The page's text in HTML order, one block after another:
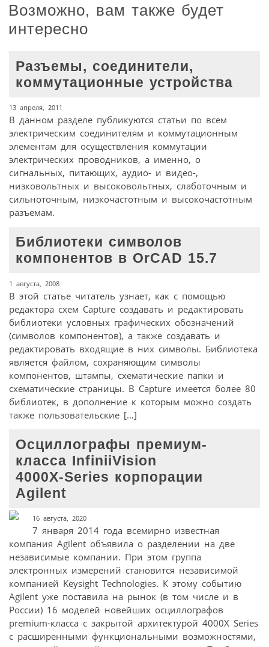
Возможно, вам также будет
интересно
Разъемы, соединители,
коммутационные устройства
13 апреля, 2011
В данном разделе публикуются статьи по всем
электрическим соединителям и коммутационным
элементам для осуществления коммутации
электрических проводников, а именно, о
сигнальных, питающих, аудио- и видео-,
низковольтных и высоковольтных, слаботочным и
сильноточным, низкочастотным и высокочастотным
разъемам.
Библиотеки символов
компонентов в OrCAD 15.7
1 августа, 2008
В этой статье читатель узнает, как с помощью
редактора схем Capture создавать и редактировать
библиотеки условных графических обозначений
(символов компонентов), а также создавать и
редактировать входящие в них символы. Библиотека
является файлом, сохраняющим символы
компонентов, штампы, схематические папки и
схематические страницы. В Capture имеется более 80
библиотек, в дополнение к которым можно создать
также пользовательские […]
Осциллографы премиум-
класса InfiniiVision
4000X‑Series корпорации
Agilent
16 августа, 2020
7 января 2014 года всемирно известная
компания Agilent объявила о разделении на две
независимые компании. При этом группа
электронных измерений становится независимой
компанией Keysight Technologies. К этому событию
Agilent уже поставила на рынок (в том числе и в
России) 16 моделей новейших осциллографов
premium-класса с закрытой архитектурой 4000X Series
c расширенными функциональными возможностями,